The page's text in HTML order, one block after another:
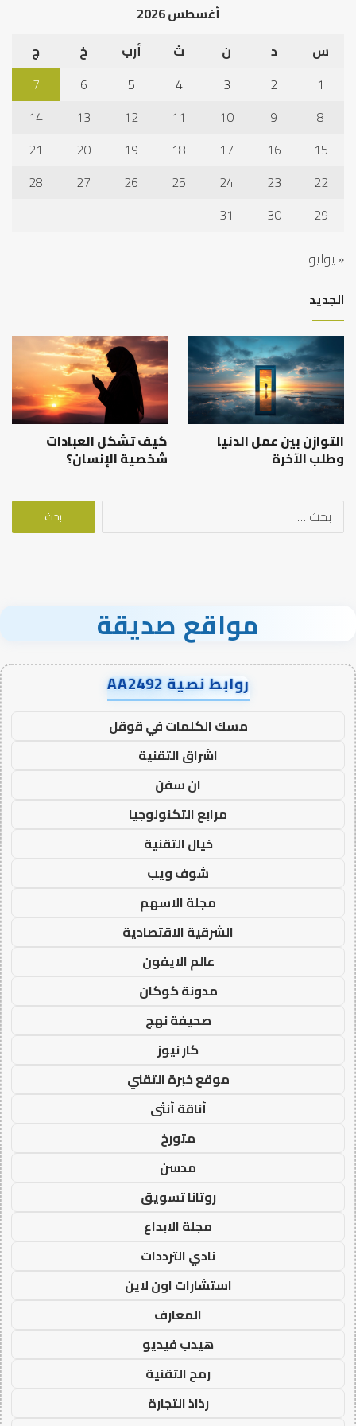
أغسطس 2026
س
د ن ث أرب خ
ج
1
2
3
4
5
6
7
8
9
10
11
12
13
14
15
16
17
18
19
20
21
22
23
24
25
26
27
28
29
30
31
« يوليو
الجديد
التوازن بين عمل الدنيا
وطلب الآخرة
كيف تشكل العبادات
شخصية الإنسان؟
البحث
مواقع صديقة
روابط نصية AA2492
مسك الكلمات في قوقل
اشراق التقنية
ان سفن
مرابع التكنولوجيا
خيال التقنية
شوف ويب
مجلة الاسهم
الشرقية الاقتصادية
عالم الايفون
مدونة كوكان
صحيفة نهج
كار نيوز
موقع خبرة التقني
أناقة أنثى
متورخ
مدسن
روتانا تسويق
مجلة الابداع
نادي الترددات
استشارات اون لاين
المعارف
هيدب فيديو
رمح التقنية
رذاذ التجارة